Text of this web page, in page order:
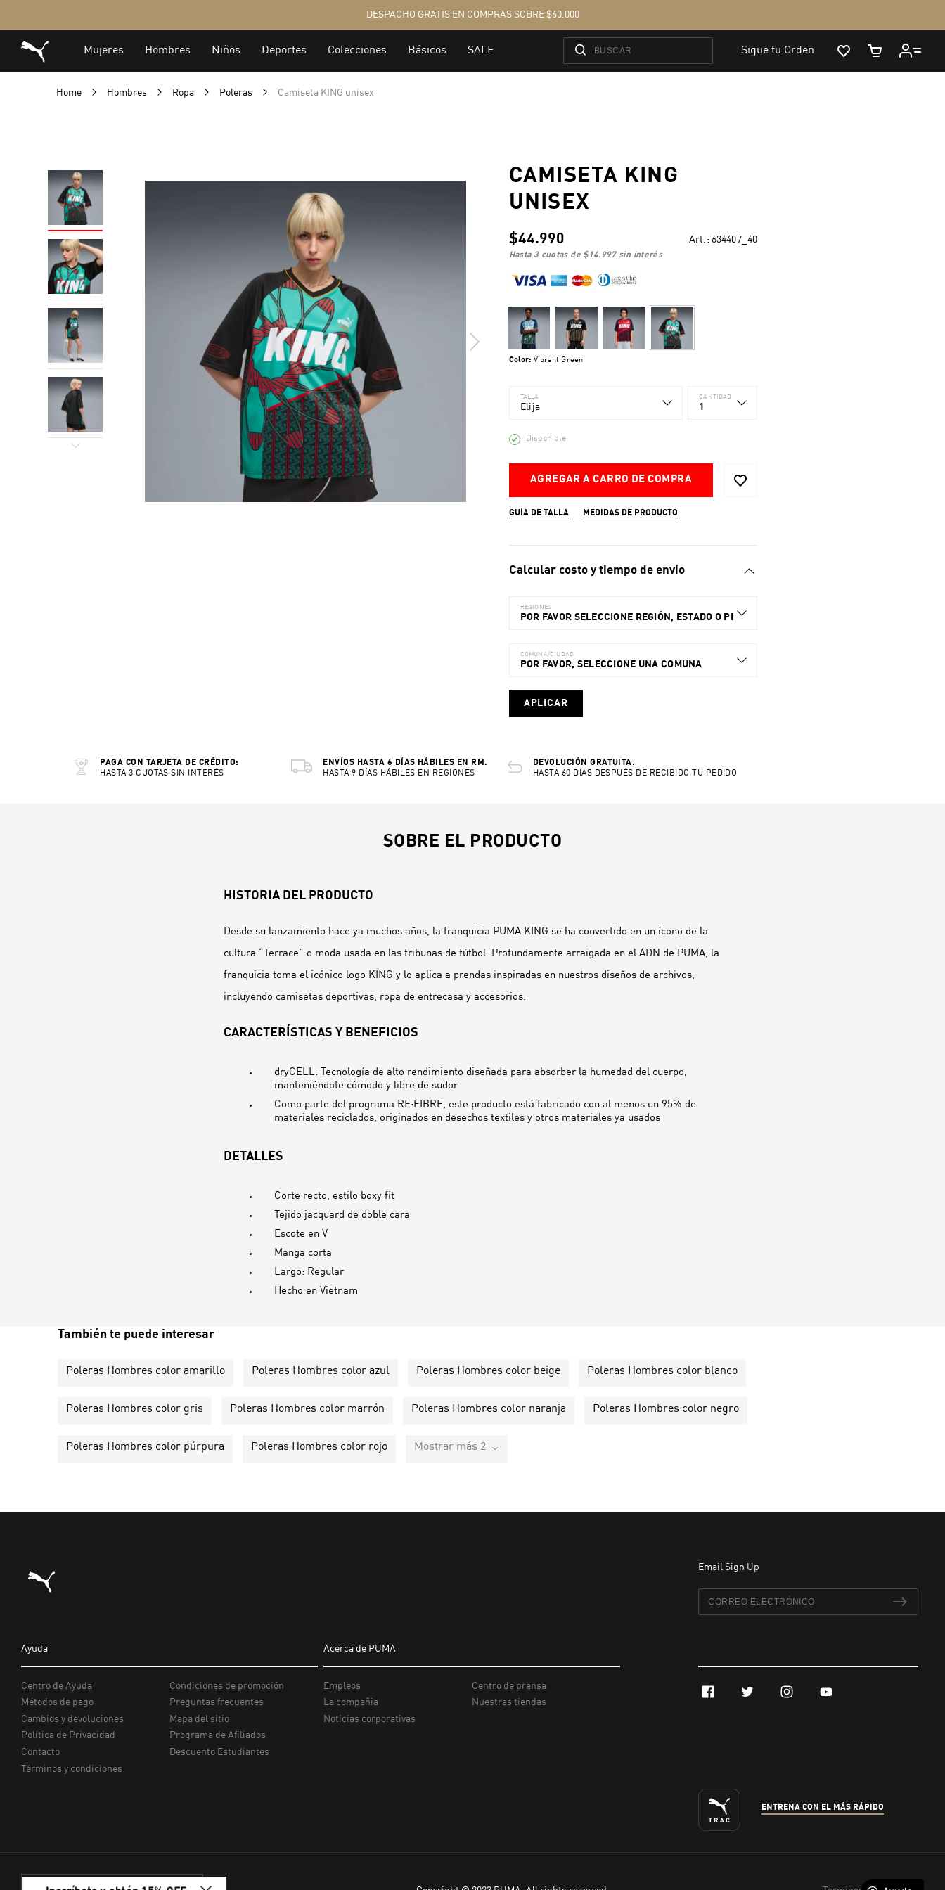
Home Hombres Ropa Poleras Camiseta KING unisex
CAMISETA KING
UNISEX
$44.990 Art.: 634407_40
hasta 3 cuotas de $14.997sin interés
Color: Vibrant Green
TALLA
Elija
CANTIDAD
1
Disponible
AGREGAR A CARRO DE COMPRA
GUÍA DE TALLA MEDIDAS DE PRODUCTO
Calcular costo y tiempo de envío
REGIONES
POR FAVOR SELECCIONE REGIÓN, ESTADO O PROVINCIA.
COMUNA/CIUDAD
POR FAVOR, SELECCIONE UNA COMUNA
APLICAR
PAGA CON TARJETA DE CRÉDITO:
HASTA 3 CUOTAS SIN INTERÉS
ENVÍOS HASTA 6 DÍAS HÁBILES EN RM.
HASTA 9 DÍAS HÁBILES EN REGIONES
DEVOLUCIÓN GRATUITA.
HASTA 60 DÍAS DESPUÉS DE RECIBIDO TU PEDIDO
SOBRE EL PRODUCTO
HISTORIA DEL PRODUCTO
Desde su lanzamiento hace ya muchos años, la franquicia PUMA KING se ha convertido en un ícono de la
cultura “Terrace” o moda usada en las tribunas de fútbol. Profundamente arraigada en el ADN de PUMA, la
franquicia toma el icónico logo KING y lo aplica a prendas inspiradas en nuestros diseños de archivos,
incluyendo camisetas deportivas, ropa de entrecasa y accesorios.
CARACTERÍSTICAS Y BENEFICIOS
dryCELL: Tecnología de alto rendimiento diseñada para absorber la humedad del cuerpo,
manteniéndote cómodo y libre de sudor
Como parte del programa RE:FIBRE, este producto está fabricado con al menos un 95% de
materiales reciclados, originados en desechos textiles y otros materiales ya usados
DETALLES
Corte recto, estilo boxy fit
Tejido jacquard de doble cara
Escote en V
Manga corta
Largo: Regular
Hecho en Vietnam
También te puede interesar
Poleras Hombres color amarillo Poleras Hombres color azul Poleras Hombres color beige Poleras Hombres color blanco
Poleras Hombres color gris Poleras Hombres color marrón Poleras Hombres color naranja Poleras Hombres color negro
Poleras Hombres color púrpura Poleras Hombres color rojo Mostrar más 2